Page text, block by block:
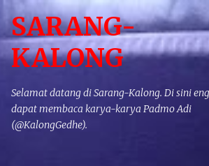
Skip to main content
SARANG-
KALONG
Selamat datang di Sarang-Kalong. Di sini
dapat membaca karya-karya Padmo Adi
(@KalongGedhe).